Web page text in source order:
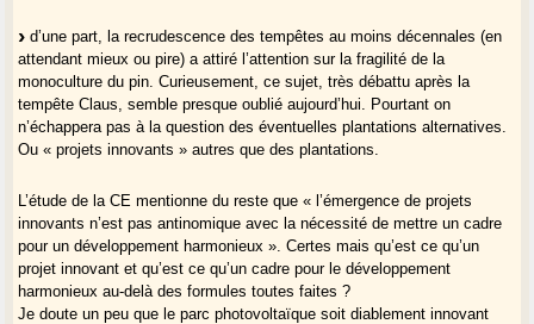
d’une part, la recrudescence des tempêtes au moins décennales (en
attendant mieux ou pire) a attiré l’attention sur la fragilité de la
monoculture du pin. Curieusement, ce sujet, très débattu après la
tempête Claus, semble presque oublié aujourd’hui. Pourtant on
n’échappera pas à la question des éventuelles plantations alternatives.
Ou « projets innovants » autres que des plantations.
L’étude de la CE mentionne du reste que « l’émergence de projets
innovants n’est pas antinomique avec la nécessité de mettre un cadre
pour un développement harmonieux ». Certes mais qu’est ce qu’un
projet innovant et qu’est ce qu’un cadre pour le développement
harmonieux au-delà des formules toutes faites ?
Je doute un peu que le parc photovoltaïque soit diablement innovant